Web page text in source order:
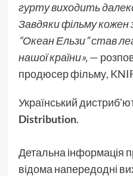
гурту виходить
Завдяки фільму кожен
“Океан Ельзи” став
нашої країни»,—
продюсер фільму,
Український
Distribution.
Детальна інформація
відома напередодні